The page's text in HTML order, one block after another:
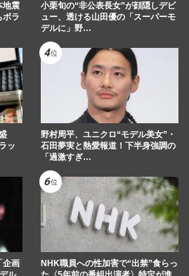
地震
ボラ
小栗旬の“非公表長女”が顔隠しデビ
ュー、透ける山田優の「スーパーモ
デルに」野…
ッ
野村周平、ユニクロ“モデル美女”・
石田夢実と熱愛報道！下半身強調の
「過激すぎ…
企画
NHK職員への性加害で“出禁”食らっ